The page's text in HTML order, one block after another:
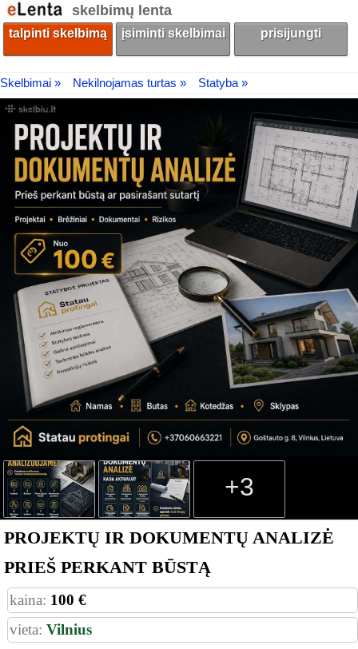
skelbimų lenta
talpinti skelbimą įsiminti skelbimai prisijungti
Skelbimai » Nekilnojamas turtas » Statyba »
+3
PROJEKTŲ IR DOKUMENTŲ ANALIZĖ
PRIEŠ PERKANT BŪSTĄ
kaina: 100 €
vieta: Vilnius